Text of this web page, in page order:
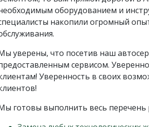
оборудованием и
накопили огромный
уверены, что посетив наш
сервисом.
Уверенность в своих
готовы выполнить весь перечень